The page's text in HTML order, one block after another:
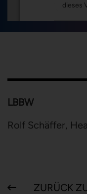
dieses
Powered by
LBBW
Rolf Schäffer,
ZURÜCK